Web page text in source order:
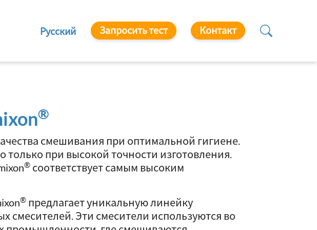
Русский Запросить тест Контакт
®
смешивания при оптимальной гигиене.
только при высокой точности изготовления.
® соответствует самым высоким
® предлагает уникальную линейку
смесителей. Эти смесители используются во